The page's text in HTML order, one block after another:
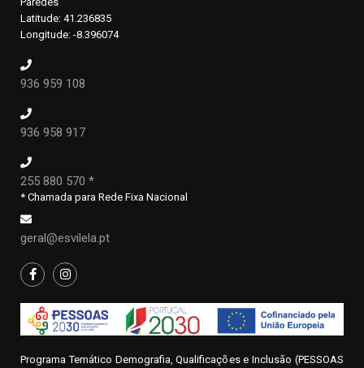
Latitude: 41.236835
Longitude: -8.396074
936 959 108
936 958 917
255 880 570 *
* Chamada para Rede Fixa Nacional
geral@esvilela.pt
Programa Temático Demografia, Qualificações e Inclusão (PESSOAS